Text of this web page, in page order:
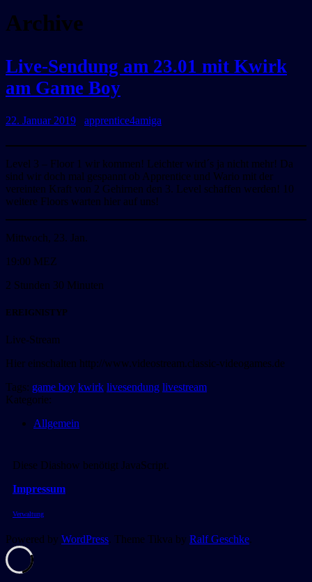
Archive
Live-Sendung am 23.01 mit Kwirk
am Game Boy
Datum:
22. Januar 2019 Autor:
apprentice4amiga
Level 3 – Floor 1 wir kommen! Leichter wird´s ja nicht mehr! Da
sind wir doch mal gespannt ob Apprentice und Wario mit der
vereinten Kraft von 2 Gehirnen den 3. Level schaffen werden! 10
weitere Floors warten hier auf uns!
Mittwoch, 23. Jan.
19:00 MEZ
2 Stunden 30 Minuten
EREIGNISTYP
Live-Stream
Hier einschalten http://www.videostream.classic-videogames.de
Tags: game boy kwirk livesendung livestream
Kategorie:
Allgemein
Diese Diashow benötigt JavaScript.
Impressum
Verwaltung
Powered by WordPress. Theme Tikva by Ralf Geschke.